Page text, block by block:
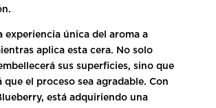
experiencia única del aroma a
aplica esta cera. No solo
sus superficies, sino que
que el proceso sea agradable. Con
está adquiriendo una